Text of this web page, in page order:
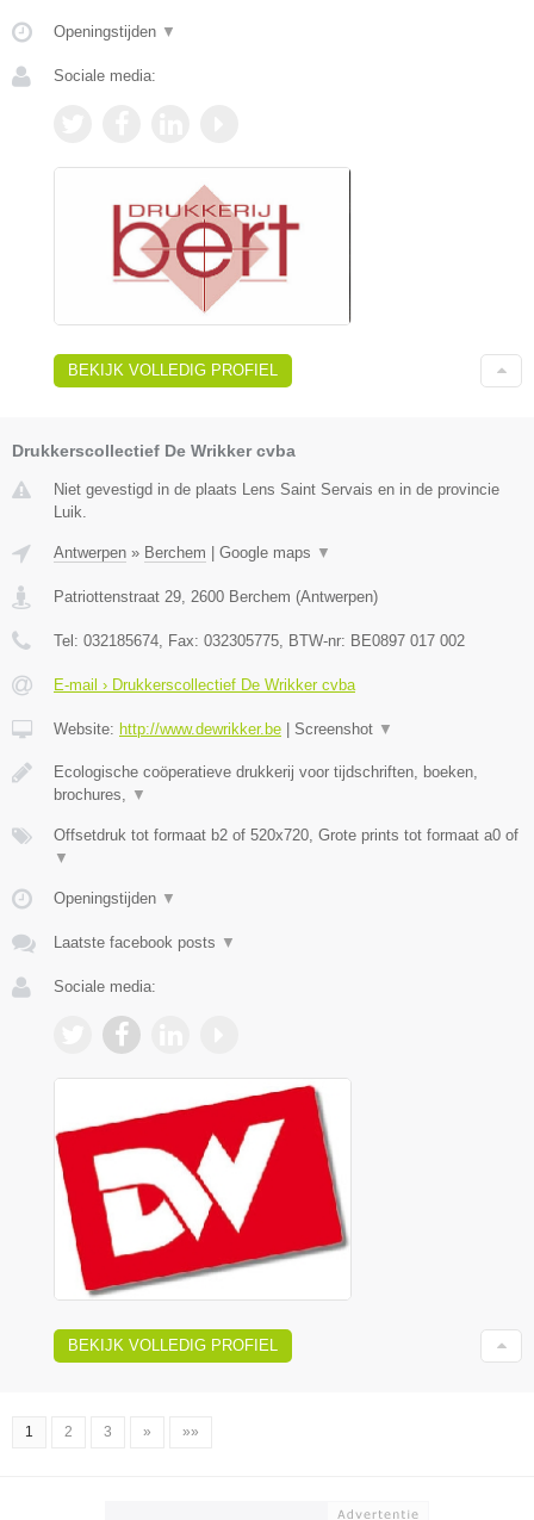
Openingstijden ▼
Sociale media:
BEKIJK VOLLEDIG PROFIEL
Drukkerscollectief De Wrikker cvba
Niet gevestigd in de plaats Lens Saint Servais en in de provincie
Luik.
Antwerpen » Berchem Google maps ▼
Patriottenstraat 29, 2600 Berchem (Antwerpen)
Tel: 032185674, Fax: 032305775, BTW-nr: BE0897 017 002
E-mail › Drukkerscollectief De Wrikker cvba
Website: http://www.dewrikker.be Screenshot ▼
Ecologische coöperatieve drukkerij voor tijdschriften, boeken,
brochures, ▼
Offsetdruk tot formaat b2 of 520x720, Grote prints tot formaat a0 of
▼
Openingstijden ▼
Laatste facebook posts ▼
Sociale media:
BEKIJK VOLLEDIG PROFIEL
1 2 3 » »»